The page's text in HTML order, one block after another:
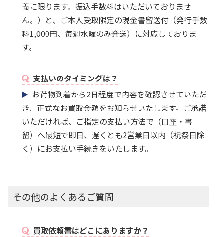
義に限ります。振込手数料はいただいておりませ
ん。）と、ご本人受取限定の現金書留送付（発行手数
料1,000円、毎週水曜のみ発送）に対応しておりま
す。
支払いのタイミングは？
お荷物到着から2日程度で内容を確認させていただ
き、正式なお買取金額をお知らせいたします。ご承諾
いただければ、ご指定の支払い方法で（口座・書
留）へ最短で即日、遅くとも2営業日以内（祝祭日除
く）にお支払い手続きをいたします。
その他のよくあるご質問
買取依頼書はどこにありますか？